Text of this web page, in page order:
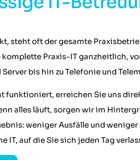
steht oft der gesamte
Praxis-IT ganzheitlich,
Server bis hin zu Telefonie und
funktioniert, erreichen Sie uns
alles läuft, sorgen wir im
weniger Ausfälle und weniger
IT, auf die Sie sich jeden Tag